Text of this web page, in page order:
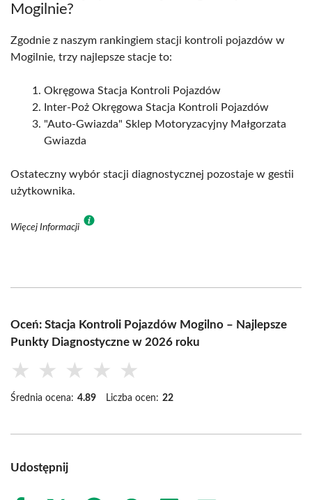
Mogilnie?
Zgodnie z naszym rankingiem stacji kontroli pojazdów w
Mogilnie, trzy najlepsze stacje to:
Okręgowa Stacja Kontroli Pojazdów
Inter-Poż Okręgowa Stacja Kontroli Pojazdów
"Auto-Gwiazda" Sklep Motoryzacyjny Małgorzata
Gwiazda
Ostateczny wybór stacji diagnostycznej pozostaje w gestii
użytkownika.
Więcej Informacji
Oceń: Stacja Kontroli Pojazdów Mogilno – Najlepsze
Punkty Diagnostyczne w 2026 roku
★ ★ ★ ★ ★
Średnia ocena: 4.89 Liczba ocen: 22
Udostępnij